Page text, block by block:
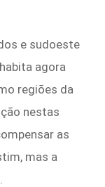
e sudoeste
habita agora
regiões da
nestas
as
mas a